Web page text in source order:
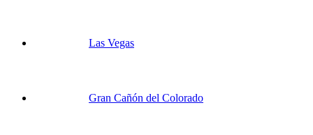
Las Vegas
Gran Cañón del Colorado